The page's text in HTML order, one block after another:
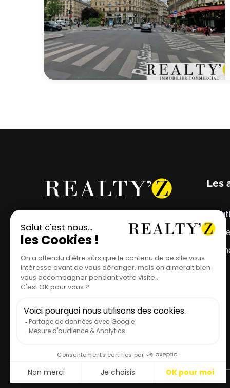
Votre projet mérite
l'emplacement parfait.
Les
Vente